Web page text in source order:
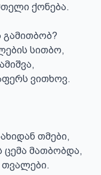
ქონება.
გამითბობ?
სითბო,
ვითხოვ.
თმები,
მათბობდა,
თვალები.